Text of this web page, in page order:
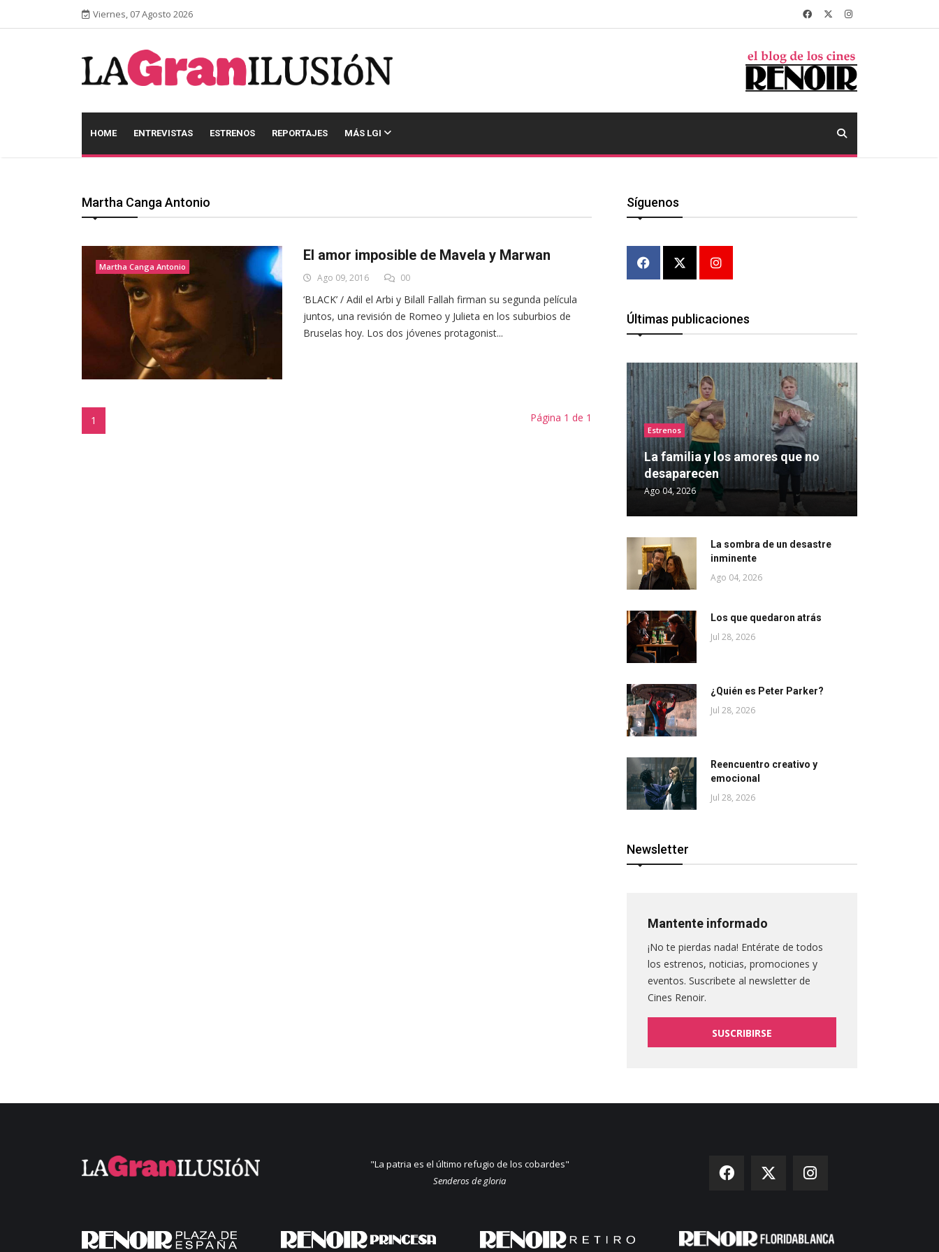
Viernes, 07 Agosto 2026
HOME ENTREVISTAS ESTRENOS REPORTAJES MÁS LGI
Martha Canga Antonio
Martha Canga Antonio
El amor imposible de Mavela y Marwan
Ago 09, 2016 00
‘BLACK’ / Adil el Arbi y Bilall Fallah firman su segunda película
juntos, una revisión de Romeo y Julieta en los suburbios de
Bruselas hoy. Los dos jóvenes protagonist...
1 Página 1 de 1
Síguenos
Últimas publicaciones
Estrenos
La familia y los amores que no
desaparecen
Ago 04, 2026
La sombra de un desastre
inminente
Ago 04, 2026
Los que quedaron atrás
Jul 28, 2026
¿Quién es Peter Parker?
Jul 28, 2026
Reencuentro creativo y
emocional
Jul 28, 2026
Newsletter
Mantente informado
¡No te pierdas nada! Entérate de todos
los estrenos, noticias, promociones y
eventos. Suscribete al newsletter de
Cines Renoir.
SUSCRIBIRSE
"La patria es el último refugio de los cobardes"
Senderos de gloria